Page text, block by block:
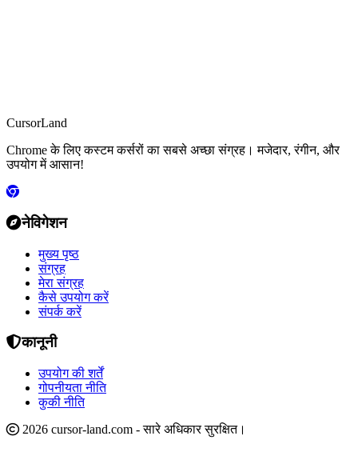
CursorLand
Chrome के लिए कस्टम कर्सरों का सबसे अच्छा संग्रह। मजेदार, रंगीन, और
उपयोग में आसान!
नेविगेशन
मुख्य पृष्ठ
संग्रह
मेरा संग्रह
कैसे उपयोग करें
संपर्क करें
कानूनी
उपयोग की शर्तें
गोपनीयता नीति
कुकी नीति
2026 cursor-land.com - सारे अधिकार सुरक्षित।